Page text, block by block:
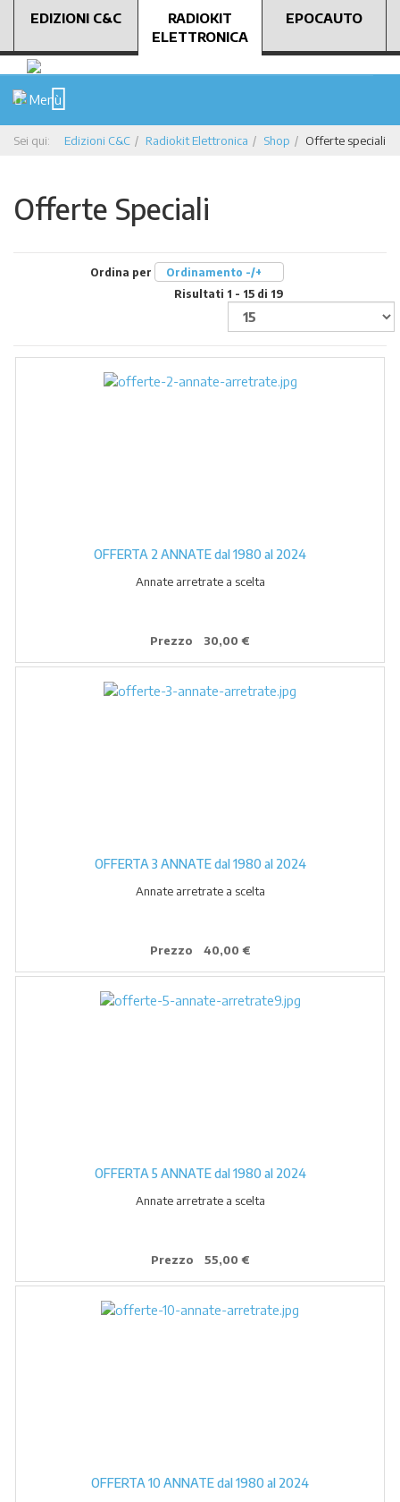
EDIZIONI C&C
RADIOKIT
ELETTRONICA
EPOCAUTO
Menù
Sei qui: Edizioni C&C Radiokit Elettronica Shop Offerte speciali
Offerte Speciali
Ordina per
Ordinamento -/+
Risultati 1 - 15 di 19
OFFERTA 2 ANNATE dal 1980 al 2024
Annate arretrate a scelta
Prezzo 30,00 €
OFFERTA 3 ANNATE dal 1980 al 2024
Annate arretrate a scelta
Prezzo 40,00 €
OFFERTA 5 ANNATE dal 1980 al 2024
Annate arretrate a scelta
Prezzo 55,00 €
OFFERTA 10 ANNATE dal 1980 al 2024